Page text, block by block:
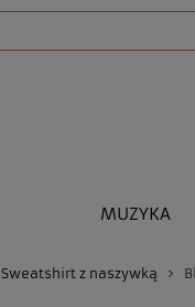
MUZYKA
Sweatshirt z naszywką